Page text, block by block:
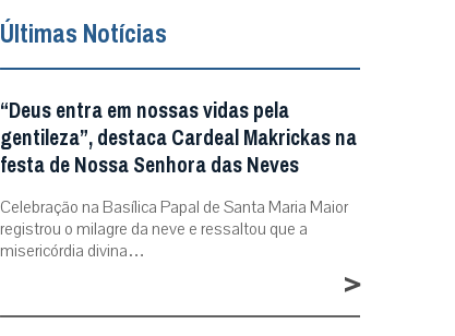
Últimas Notícias
“Deus entra em nossas vidas pela
gentileza”, destaca Cardeal Makrickas na
festa de Nossa Senhora das Neves
Celebração na Basílica Papal de Santa Maria Maior
registrou o milagre da neve e ressaltou que a
misericórdia divina…
>